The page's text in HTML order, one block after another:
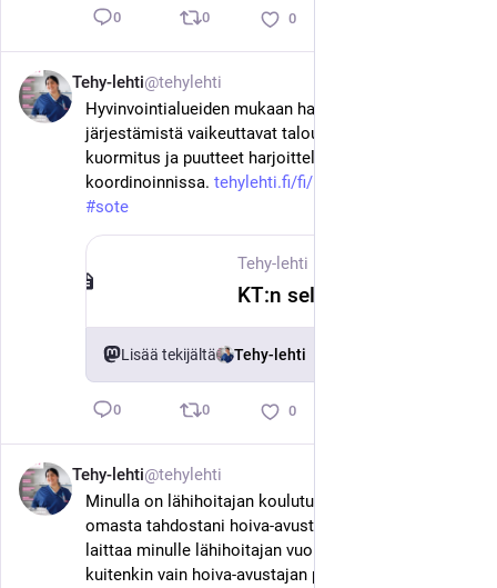
0 0 0
Tehy-lehti@tehylehti
Hyvinvointialueiden mukaan harjoitteluiden
järjestämistä vaikeuttavat talouspaineet, ohjauksen
kuormitus ja puutteet harjoittelupaikkojen
koordinoinnissa. tehylehti.fi/fi/uutinen/ktn-se
#sote
Tehy-lehti
Lisää tekijältä Tehy-lehti
0 0 0
Tehy-lehti@tehylehti
Minulla on lähihoitajan koulutus, mutta työskentelen
omasta tahdostani hoiva-avustajana. Esihenkilö
laittaa minulle lähihoitajan vuoroja, joista saan
kuitenkin vain hoiva-avustajan palkan. Voisinko